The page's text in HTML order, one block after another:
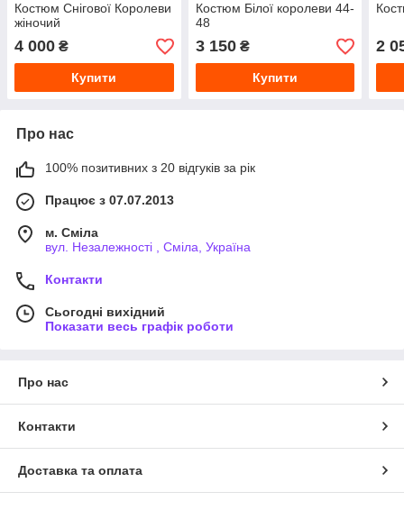
Костюм Снігової Королеви
жіночий
4 000 ₴
Купити
Костюм Білої королеви 44-
48
3 150₴
Купити
2
Про нас
100% позитивних з 20 відгуків за рік
Працює з 07.07.2013
м. Сміла
вул. Незалежності , Сміла, Україна
Контакти
Сьогодні вихідний
Показати весь графік роботи
Про нас
Контакти
Доставка та оплата